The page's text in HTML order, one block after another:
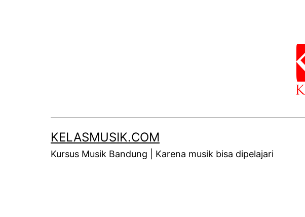
KELASMUSIK.COM
Kursus Musik Bandung | Karena musik bisa dipelajari